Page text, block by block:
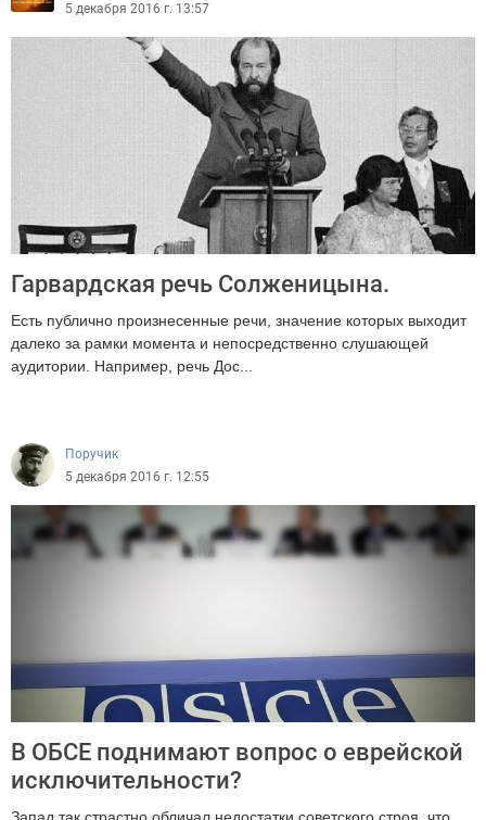
5 декабря 2016 г. 13:57
Гарвардская речь Солженицына.
Есть публично произнесенные речи, значение которых выходит
далеко за рамки момента и непосредственно слушающей
аудитории. Например, речь Дос...
Поручик
5 декабря 2016 г. 12:55
В ОБСЕ поднимают вопрос о еврейской
исключительности?